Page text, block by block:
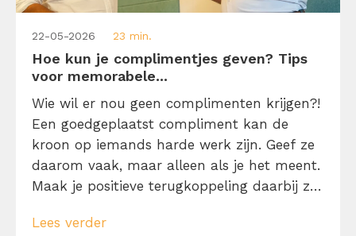
22-05-2026 23 min.
Hoe kun je complimentjes geven? Tips
voor memorabele...
Wie wil er nou geen complimenten krijgen?!
Een goedgeplaatst compliment kan de
kroon op iemands harde werk zijn. Geef ze
daarom vaak, maar alleen als je het meent.
Maak je positieve terugkoppeling daarbij zo
kost één woordje: ‘maar…’. Leer hier 125
Lees verder